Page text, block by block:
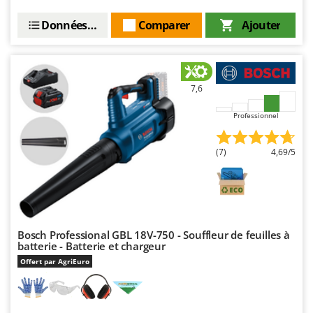
Mastercook
McCulloch
MCH
Michelin
Mille
Minox
Mockmill
More than chef
MOSA
MOVA
Mowox
MTD
Ajouter
Comparer
Données techniques
7,6
Professionnel
(7) 4,69/5
Bosch Professional GBL 18V-750 - Souffleur de feuilles à
batterie - Batterie et chargeur
Offert par AgriEuro